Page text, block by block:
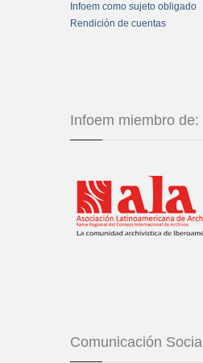
Infoem como sujeto obligado
Rendición de cuentas
Infoem miembro de:
Comunicación Social